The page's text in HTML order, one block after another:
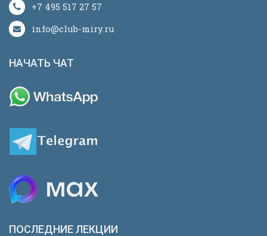
+7 495 517 27 57
info@club-miry.ru
НАЧАТЬ ЧАТ
ПОСЛЕДНИЕ ЛЕКЦИИ